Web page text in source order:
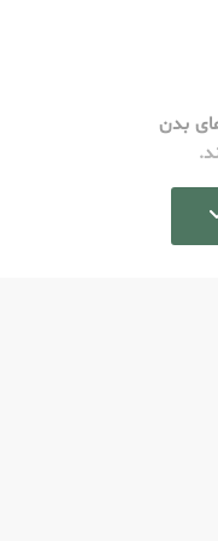
بدن
می